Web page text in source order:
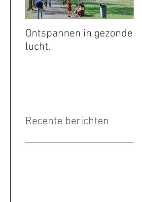
Ontspannen in gezonde
lucht.
Recente berichten